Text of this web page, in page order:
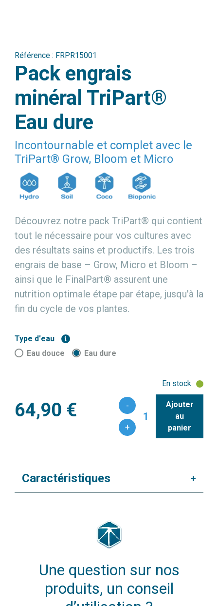
Référence : FRPR15001
Pack engrais
minéral TriPart®
Eau dure
Incontournable et complet avec le
TriPart® Grow, Bloom et Micro
Découvrez notre pack TriPart® qui contient
tout le nécessaire pour vos cultures avec
des résultats sains et productifs. Les trois
engrais de base – Grow, Micro et Bloom –
ainsi que le FinalPart® assurent une
nutrition optimale étape par étape, jusqu'à la
fin du cycle de vos plantes.
Type d'eau
i
Eau douce
Eau dure
64,90 €
En stock
Ajouter
au
panier
-
+
1
Caractéristiques +
Une question sur nos
produits, un conseil